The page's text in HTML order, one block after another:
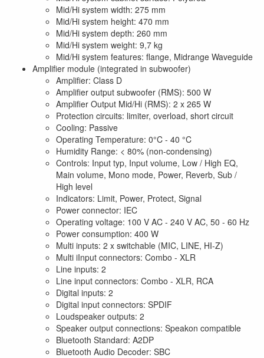
Mid/Hi system width: 275 mm
Mid/Hi system height: 470 mm
Mid/Hi system depth: 260 mm
Mid/Hi system weight: 9,7 kg
Mid/Hi system features: flange, Midrange Waveguide
Amplifier module (integrated in subwoofer)
Amplifier: Class D
Amplifier output subwoofer (RMS): 500 W
Amplifier Output Mid/Hi (RMS): 2 x 265 W
Protection circuits: limiter, overload, short circuit
Cooling: Passive
Operating Temperature: 0°C - 40 °C
Humidity Range: < 80% (non-condensing)
Controls: Input typ, Input volume, Low / High EQ,
Main volume, Mono mode, Power, Reverb, Sub /
High level
Indicators: Limit, Power, Protect, Signal
Power connector: IEC
Operating voltage: 100 V AC - 240 V AC, 50 - 60 Hz
Power consumption: 400 W
Multi inputs: 2 x switchable (MIC, LINE, HI-Z)
Multi iInput connectors: Combo - XLR
Line inputs: 2
Line input connectors: Combo - XLR, RCA
Digital inputs: 2
Digital input connectors: SPDIF
Loudspeaker outputs: 2
Speaker output connections: Speakon compatible
Bluetooth Standard: A2DP
Bluetooth Audio Decoder: SBC